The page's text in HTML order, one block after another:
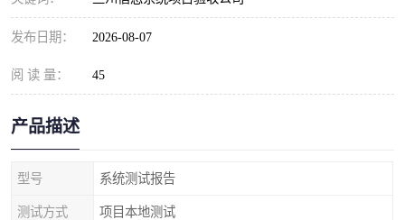
发布日期： 2026-08-07
阅 读 量： 45
产品描述
型号 系统测试报告
测试方式 项目本地测试